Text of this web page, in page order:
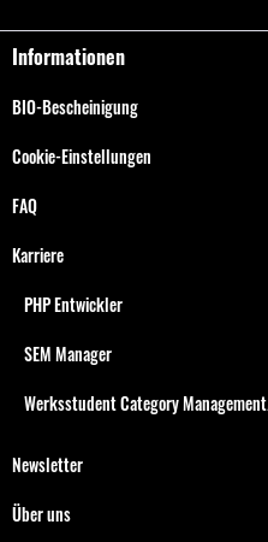
Informationen
BIO-Bescheinigung
Cookie-Einstellungen
FAQ
Karriere
PHP Entwickler
SEM Manager
Werksstudent Category
Newsletter
Über uns